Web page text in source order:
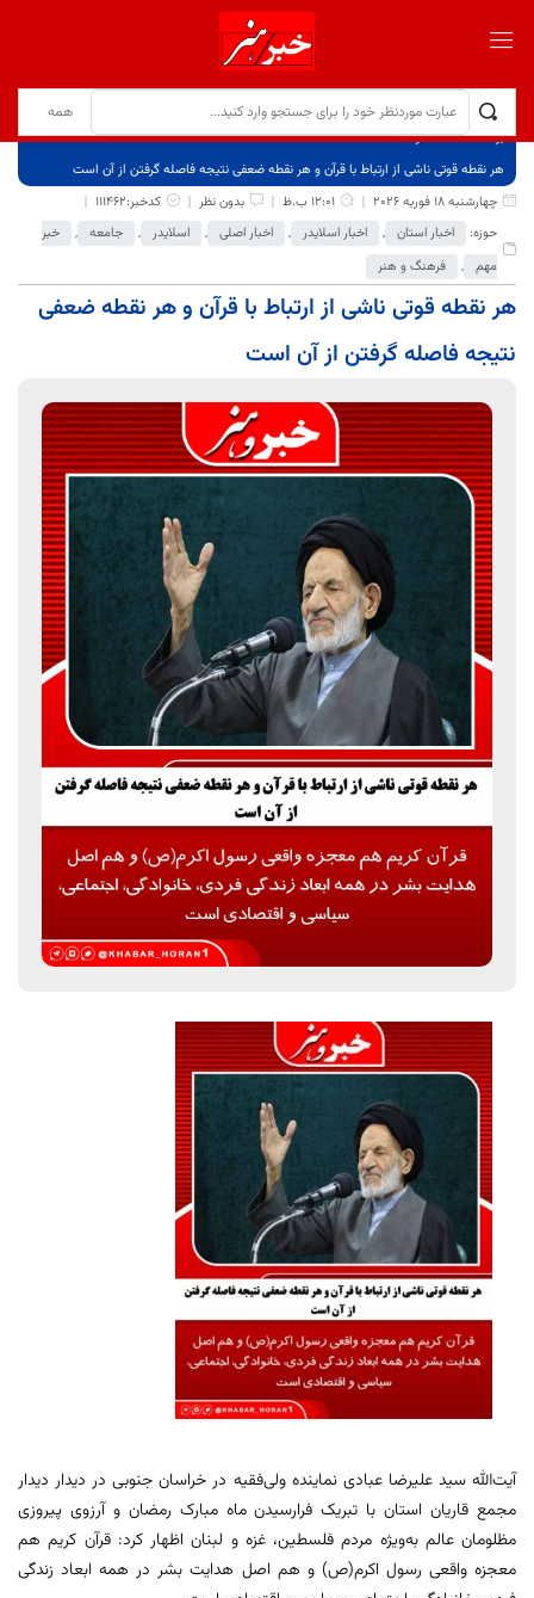
برگ نخست
نوشته‌ها
هر نقطه قوتی ناشی از ارتباط با قرآن و هر نقطه ضعفی نتیجه فاصله گرفتن از آن است
چهارشنبه 18 فوریه 2026
12:01 ب.ظ بدون نظر
کدخبر:111462
حوزه:
اخبار استان , اخبار اسلایدر , اخبار اصلی , اسلایدر , جامعه ,
خبر
مهم , فرهنگ و هنر
هر نقطه قوتی ناشی از ارتباط با قرآن و هر نقطه ضعفی
نتیجه فاصله گرفتن از آن است
آیت‌الله سید علیرضا عبادی نماینده ولی‌فقیه در خراسان جنوبی در دیدار دیدار
مجمع قاریان استان با تبریک فرارسیدن ماه مبارک رمضان و آرزوی پیروزی
مظلومان عالم به‌ویژه مردم فلسطین، غزه و لبنان اظهار کرد: قرآن کریم هم
معجزه واقعی رسول اکرم(ص) و هم اصل هدایت بشر در همه ابعاد زندگی